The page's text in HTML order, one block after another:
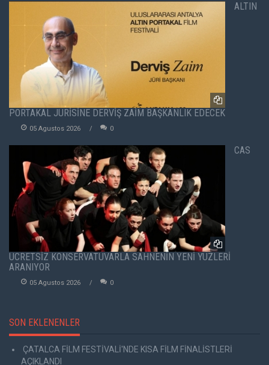
ALTIN
PORTAKAL JÜRİSİNE DERVİŞ ZAİM BAŞKANLIK EDECEK
05 Agustos 2026 0
CAS
ÜCRETSİZ KONSERVATUVARLA SAHNENİN YENİ YÜZLERİ
ARANIYOR
05 Agustos 2026 0
SON EKLENENLER
ÇATALCA FİLM FESTİVALİ'NDE KISA FİLM FİNALİSTLERİ
AÇIKLANDI